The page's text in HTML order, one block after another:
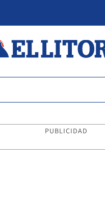
PUBLICIDAD